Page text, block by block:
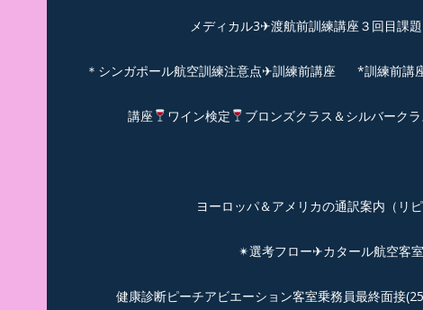
メディカル3✈渡航前訓練講座３回目課題
＊シンガポール航空訓練注意点✈訓練前講座 *訓練前講
講座 ワイン検定 ブロンズクラス＆シルバークラ
ヨーロッパ＆アメリカの通訳案内（リ
✴︎選考フロー✈カタール航空客
健康診断ピーチアビエーション客室乗務員最終面接(25